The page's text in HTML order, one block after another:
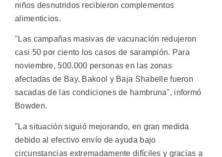
niños desnutridos recibieron complementos
alimenticios.
"Las campañas masivas de vacunación redujeron
casi 50 por ciento los casos de sarampión. Para
noviembre, 500.000 personas en las zonas
afectadas de Bay, Bakool y Baja Shabelle fueron
sacadas de las condiciones de hambruna", informó
Bowden.
"La situación siguió mejorando, en gran medida
debido al efectivo envío de ayuda bajo
circunstancias extremadamente difíciles y gracias a